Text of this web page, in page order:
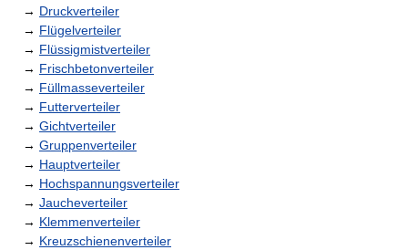
→ Druckverteiler
→ Flügelverteiler
→ Flüssigmistverteiler
→ Frischbetonverteiler
→ Füllmasseverteiler
→ Futterverteiler
→ Gichtverteiler
→ Gruppenverteiler
→ Hauptverteiler
→ Hochspannungsverteiler
→ Jaucheverteiler
→ Klemmenverteiler
→ Kreuzschienenverteiler